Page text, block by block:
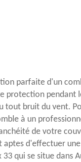
parfaite d'un
protection pendant
tout bruit du vent.
à un
de votre
aptes d'effectuer
qui se situe dans